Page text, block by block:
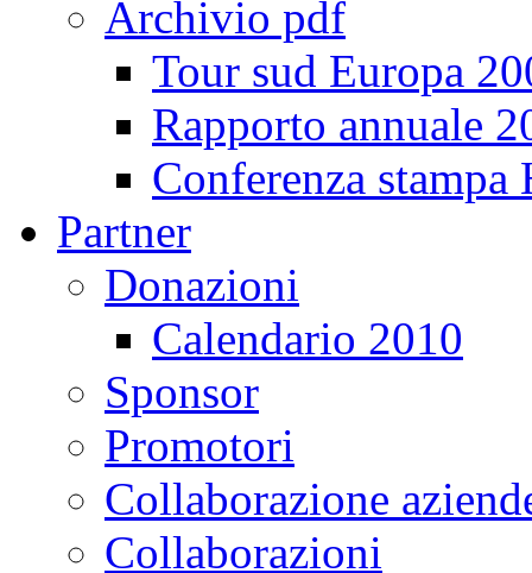
Archivio pdf
Tour sud Europa
Rapporto annuale
Conferenza
Partner
Donazioni
Calendario 2010
Sponsor
Promotori
Collaborazione
Collaborazioni